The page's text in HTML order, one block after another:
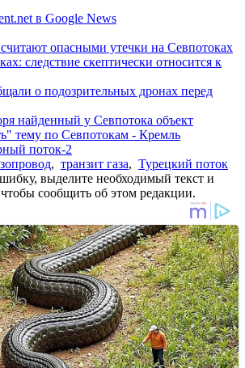
в Google News
опасными утечки на Севпотоках
следствие скептически относится к
о подозрительных дронах перед
найденный у Севпотока объект
тему по Севпотокам - Кремль
поток-2
, транзит газа, Турецкий поток
выделите необходимый текст и
сообщить об этом редакции.